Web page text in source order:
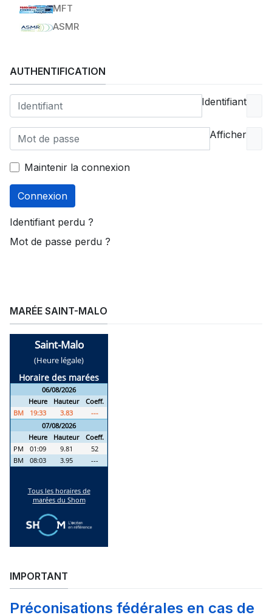
MFT
ASMR
AUTHENTIFICATION
Identifiant
Afficher
Maintenir la connexion
Connexion
Identifiant perdu ?
Mot de passe perdu ?
MARÉE SAINT-MALO
IMPORTANT
Préconisations fédérales en cas de